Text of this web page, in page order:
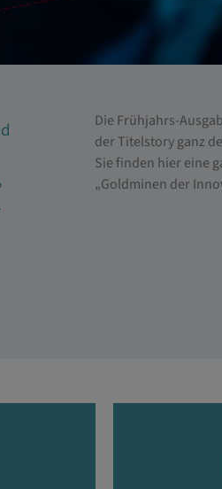
Die Frühjahrs-
der Titelstory ganz
Sie finden hier eine
„Goldminen der